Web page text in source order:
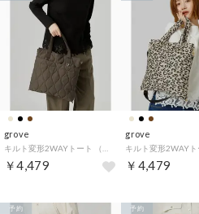
grove
￥4,479
grove
￥4,479
予約 予約